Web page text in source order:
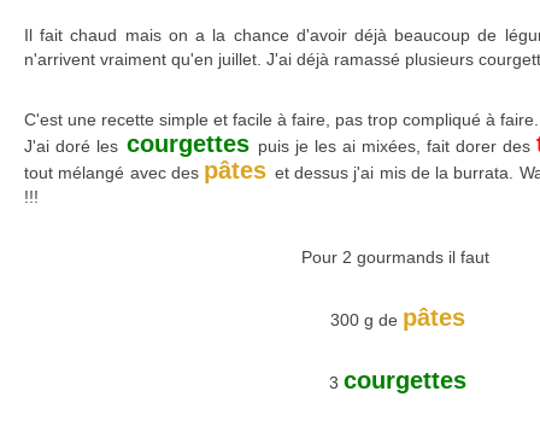
Il fait chaud mais on a la chance d'avoir déjà beaucoup de
n'arrivent vraiment qu'en juillet. J'ai déjà ramassé plusieurs
C'est une recette simple et facile à faire, pas trop compliqué à faire.
J'ai doré les courgettes puis je les ai mixées, fait dorer des
tout mélangé avec des pâtes et dessus j'ai mis de la burrata.
!!!
Pour 2 gourmands il faut
300 g de pâtes
3 courgettes